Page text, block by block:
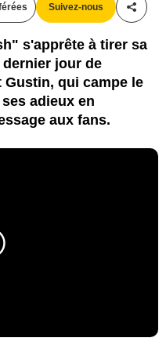
Suivez-nous
s'apprête à tirer sa
jour de
Gustin, qui campe le
adieux en
aux fans.